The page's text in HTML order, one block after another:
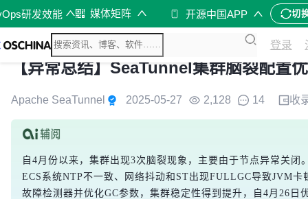
研发效能 媒体矩阵 开源中国APP 切
登录
【异常总结】SeaTunnel集群脑裂配置
Apache SeaTunnel 2025-05-27 2,128 14 收
自4月份以来，集群出现3次脑裂现象，主要由于节点异常关闭
ECS系统NTP不一致、网络抖动和ST出现FULLGC导致JVM
故障检测器并优化GC参数，集群稳定性得到提升，自4月26